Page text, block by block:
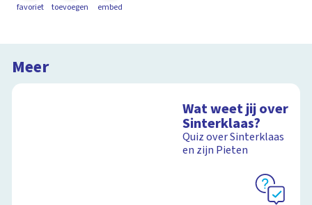
favoriet toevoegen embed
Meer
Wat weet jij over
Sinterklaas?
Quiz over Sinterklaas
en zijn Pieten